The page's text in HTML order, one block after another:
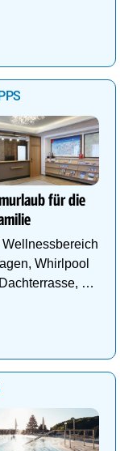
für die
Wellnessbereich
Whirlpool
4